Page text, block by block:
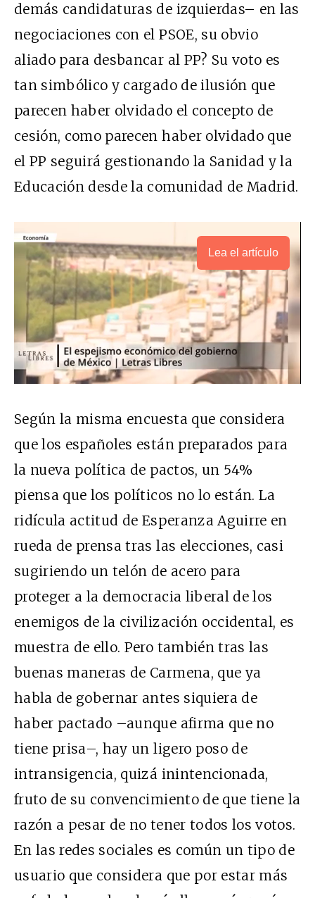
demás candidaturas de izquierdas– en las
negociaciones con el PSOE, su obvio
aliado para desbancar al PP? Su voto es
tan simbólico y cargado de ilusión que
parecen haber olvidado el concepto de
cesión, como parecen haber olvidado que
el PP seguirá gestionando la Sanidad y la
Educación desde la comunidad de Madrid.
Lea el artículo
Según la misma encuesta que considera
que los españoles están preparados para
la nueva política de pactos, un 54%
piensa que los políticos no lo están. La
ridícula actitud de Esperanza Aguirre en
rueda de prensa tras las elecciones, casi
sugiriendo un telón de acero para
proteger a la democracia liberal de los
enemigos de la civilización occidental, es
muestra de ello. Pero también tras las
buenas maneras de Carmena, que ya
habla de gobernar antes siquiera de
haber pactado –aunque afirma que no
tiene prisa–, hay un ligero poso de
intransigencia, quizá inintencionada,
fruto de su convencimiento de que tiene la
razón a pesar de no tener todos los votos.
En las redes sociales es común un tipo de
usuario que considera que por estar más